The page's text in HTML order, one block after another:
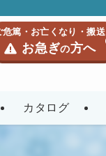
カタログ
危篤・お亡くなり・搬送
お急ぎの方へ